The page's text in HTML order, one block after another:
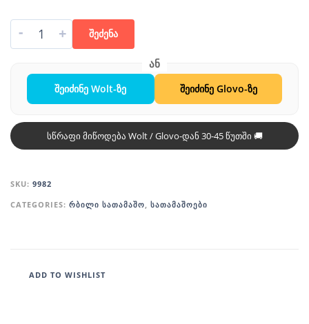
- + შეძენა
შეიძინე Wolt-ზე შეიძინე Glovo-ზე
სწრაფი მიწოდება Wolt / Glovo-დან 30-45 წუთში 🚚
SKU: 9982
CATEGORIES: ᲠᲑᲘᲚᲘ ᲡᲐᲗᲐᲛᲐᲨᲝ ᲡᲐᲗᲐᲛᲐᲨᲝᲔᲑᲘ
ADD TO WISHLIST